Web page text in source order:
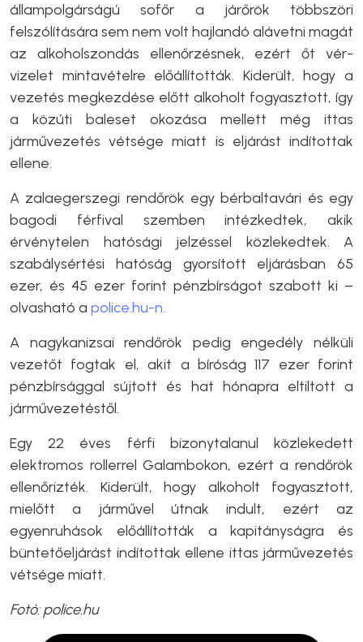
állampolgárságú sofőr a járőrök többszöri
felszólítására sem nem volt hajlandó alávetni magát
az alkoholszondás ellenőrzésnek, ezért őt vér-
vizelet mintavételre előállították. Kiderült, hogy a
vezetés megkezdése előtt alkoholt fogyasztott, így
a közúti baleset okozása mellett még ittas
járművezetés vétsége miatt is eljárást indítottak
ellene.
A zalaegerszegi rendőrök egy bérbaltavári és egy
bagodi férfival szemben intézkedtek, akik
érvénytelen hatósági jelzéssel közlekedtek. A
szabálysértési hatóság gyorsított eljárásban 65
ezer, és 45 ezer forint pénzbírságot szabott ki –
olvasható a police.hu-n.
A nagykanizsai rendőrök pedig engedély nélküli
vezetőt fogtak el, akit a bíróság 117 ezer forint
pénzbírsággal sújtott és hat hónapra eltiltott a
járművezetéstől.
Egy 22 éves férfi bizonytalanul közlekedett
elektromos rollerrel Galambokon, ezért a rendőrök
ellenőrizték. Kiderült, hogy alkoholt fogyasztott,
mielőtt a járművel útnak indult, ezért az
egyenruhások előállították a kapitányságra és
büntetőeljárást indítottak ellene ittas járművezetés
vétsége miatt.
Fotó: police.hu